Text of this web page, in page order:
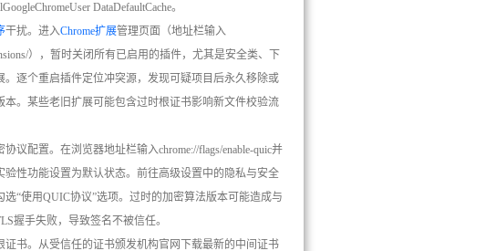
DataDefaultCache。
干扰。进入Chrome扩展管理页面（地址栏输入
），暂时关闭所有已启用的插件，尤其是安全类、下
。逐个重启插件定位冲突源，发现可疑项目后永久移除或
本。某些老旧扩展可能包含过时根证书影响新文件校验流
议配置。在浏览器地址栏输入chrome://flags/enable-quic并
验性功能设置为默认状态。前往高级设置中的隐私与安全
选“使用QUIC协议”选项。过时的加密算法版本可能造成与
握手失败，导致签名不被信任。
证书。从受信任的证书颁发机构官网下载最新的中间证书